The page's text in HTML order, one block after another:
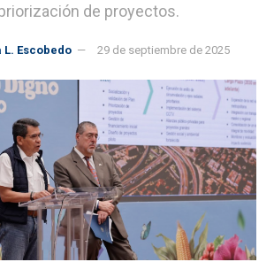
de proyectos.
Escobedo 29 de septiembre de 2025